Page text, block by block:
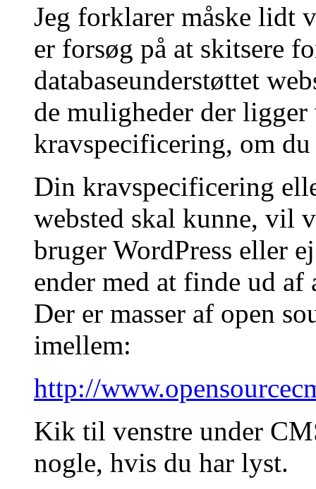
Jeg forklarer måske lidt
er forsøg på at skitsere
databaseunderstøttet
de muligheder der
kravspecificering, om
Din kravspecificering
websted skal kunne, vil
bruger WordPress eller
ender med at finde ud af
Der er masser af open
imellem:
http://
Kik til venstre under
nogle, hvis du har lyst.